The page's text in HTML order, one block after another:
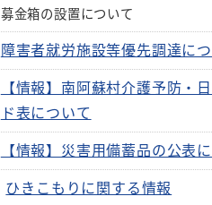
募金箱の設置について
障害者就労施設等優先調達に
【情報】南阿蘇村介護予防・
ド表について
【情報】災害用備蓄品の公表
ひきこもりに関する情報